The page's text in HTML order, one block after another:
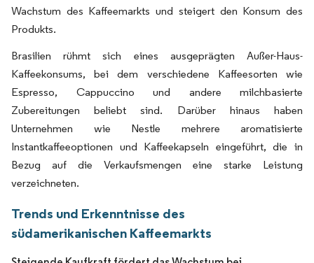
Wachstum des Kaffeemarkts und steigert den Konsum des
Produkts.
Brasilien rühmt sich eines ausgeprägten Außer-Haus-
Kaffeekonsums, bei dem verschiedene Kaffeesorten wie
Espresso, Cappuccino und andere milchbasierte
Zubereitungen beliebt sind. Darüber hinaus haben
Unternehmen wie Nestle mehrere aromatisierte
Instantkaffeeoptionen und Kaffeekapseln eingeführt, die in
Bezug auf die Verkaufsmengen eine starke Leistung
verzeichneten.
Trends und Erkenntnisse des
südamerikanischen Kaffeemarkts